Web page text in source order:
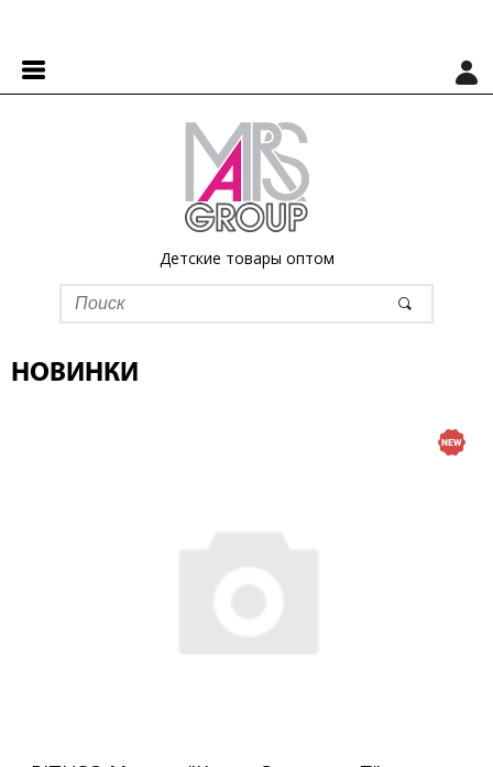
Детские товары оптом
НОВИНКИ